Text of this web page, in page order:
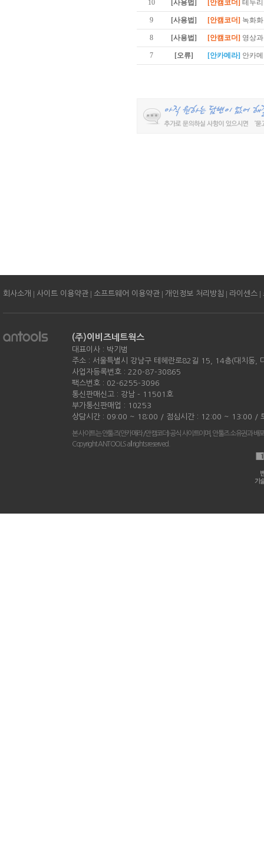
10 [사용법] [안캠코더] 테두
9 [사용법] [안캠코더] 녹화
8 [사용법] [안캠코더] 영상
7 [오류] [안카메라] 안카
회사소개 | 사이트 이용약관 | 소프트웨어 이용약관 | 개인정보 처리방침 | 라이센스 |
(주)이비즈네트웍스
대표이사 : 박기범
주소 : 서울특별시 강남구 테헤란로82길 15, 14층(대치동,
사업자등록번호 : 220-87-30865
팩스번호 : 02-6255-3096
통신판매신고 : 강남 - 11501호
부가통신판매업 : 10253
상담시간 : 09:00 ~ 18:00 / 점심시간 : 12:00 ~ 13:00 /
본 사이트는 안툴즈(안카메라/안캠코더) 공식 사이트이며, 안툴즈 소유권과 배
Copyright ANTOOLS all rights reserved.